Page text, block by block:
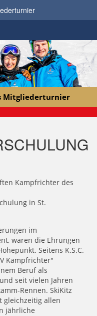
Mitgliederturnier
Kampfrichter des
in St.
im
waren die Ehrungen
Seitens K.S.C.
Kampfrichter"
Beruf als
seit vielen Jahren
Rennen. SkiKitz
gleichzeitig allen
jährliche